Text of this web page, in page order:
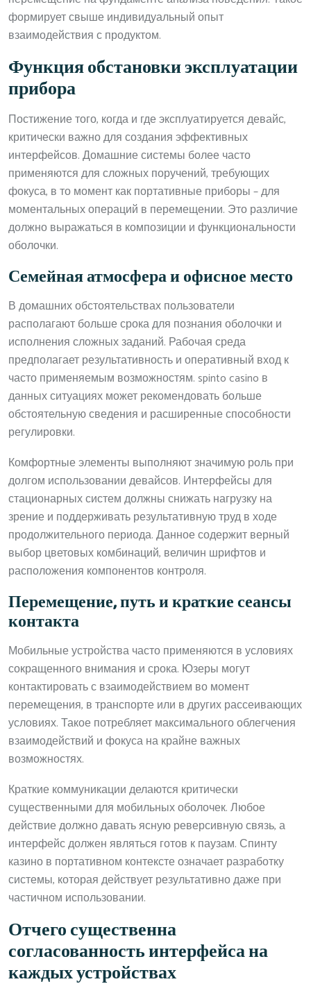
формирует свыше индивидуальный опыт
взаимодействия с продуктом.
Функция обстановки эксплуатации
прибора
Постижение того, когда и где эксплуатируется девайс,
критически важно для создания эффективных
интерфейсов. Домашние системы более часто
применяются для сложных поручений, требующих
фокуса, в то момент как портативные приборы – для
моментальных операций в перемещении. Это различие
должно выражаться в композиции и функциональности
оболочки.
Семейная атмосфера и офисное место
В домашних обстоятельствах пользователи
располагают больше срока для познания оболочки и
исполнения сложных заданий. Рабочая среда
предполагает результативность и оперативный вход к
часто применяемым возможностям. spinto casino в
данных ситуациях может рекомендовать больше
обстоятельную сведения и расширенные способности
регулировки.
Комфортные элементы выполняют значимую роль при
долгом использовании девайсов. Интерфейсы для
стационарных систем должны снижать нагрузку на
зрение и поддерживать результативную труд в ходе
продолжительного периода. Данное содержит верный
выбор цветовых комбинаций, величин шрифтов и
расположения компонентов контроля.
Перемещение, путь и краткие сеансы
контакта
Мобильные устройства часто применяются в условиях
сокращенного внимания и срока. Юзеры могут
контактировать с взаимодействием во момент
перемещения, в транспорте или в других рассеивающих
условиях. Такое потребляет максимального облегчения
взаимодействий и фокуса на крайне важных
возможностях.
Краткие коммуникации делаются критически
существенными для мобильных оболочек. Любое
действие должно давать ясную реверсивную связь, а
интерфейс должен являться готов к паузам. Спинту
казино в портативном контексте означает разработку
системы, которая действует результативно даже при
частичном использовании.
Отчего существенна
согласованность интерфейса на
каждых устройствах